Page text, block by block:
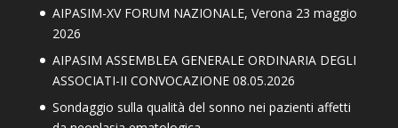
AIPASIM-XV FORUM NAZIONALE, Verona 23 maggio
2026
AIPASIM ASSEMBLEA GENERALE ORDINARIA DEGLI
ASSOCIATI-II CONVOCAZIONE 08.05.2026
Sondaggio sulla qualità del sonno nei pazienti affetti